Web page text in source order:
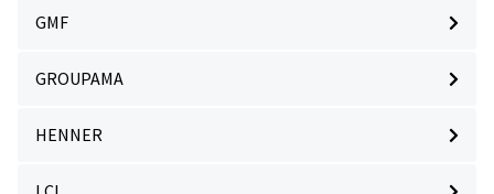
GMF
GROUPAMA
HENNER